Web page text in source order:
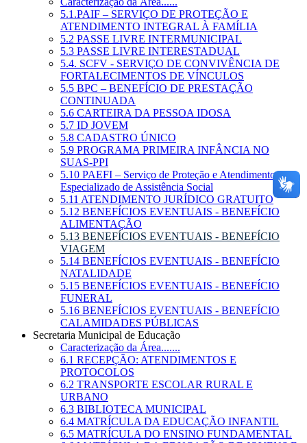
5.1.PAIF – SERVIÇO DE PROTEÇÃO E
ATENDIMENTO INTEGRAL À FAMÍLIA
5.2 PASSE LIVRE INTERMUNICIPAL
5.3 PASSE LIVRE INTERESTADUAL
5.4. SCFV - SERVIÇO DE CONVIVÊNCIA DE
FORTALECIMENTOS DE VÍNCULOS
5.5 BPC – BENEFÍCIO DE PRESTAÇÃO
CONTINUADA
5.6 CARTEIRA DA PESSOA IDOSA
5.7 ID JOVEM
5.8 CADASTRO ÚNICO
5.9 PROGRAMA PRIMEIRA INFÂNCIA NO
SUAS-PPI
5.10 PAEFI – Serviço de Proteção e Atendimento
Especializado de Assistência Social
5.11 ATENDIMENTO JURÍDICO GRATUITO
5.12 BENEFÍCIOS EVENTUAIS - BENEFÍCIO
ALIMENTAÇÃO
5.13 BENEFÍCIOS EVENTUAIS - BENEFÍCIO
VIAGEM
5.14 BENEFÍCIOS EVENTUAIS - BENEFÍCIO
NATALIDADE
5.15 BENEFÍCIOS EVENTUAIS - BENEFÍCIO
FUNERAL
5.16 BENEFÍCIOS EVENTUAIS - BENEFÍCIO
CALAMIDADES PÚBLICAS
Secretaria Municipal de Educação
Caracterização da Área.......
6.1 RECEPÇÃO: ATENDIMENTOS E
PROTOCOLOS
6.2 TRANSPORTE ESCOLAR RURAL E
URBANO
6.3 BIBLIOTECA MUNICIPAL
6.4 MATRÍCULA DA EDUCAÇÃO INFANTIL
6.5 MATRÍCULA DO ENSINO FUNDAMENTAL